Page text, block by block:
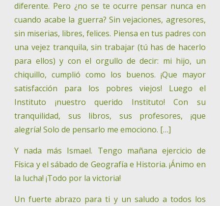
diferente. Pero ¿no se te ocurre pensar nunca en
cuando acabe la guerra? Sin vejaciones, agresores,
sin miserias, libres, felices. Piensa en tus padres con
una vejez tranquila, sin trabajar (tú has de hacerlo
para ellos) y con el orgullo de decir: mi hijo, un
chiquillo, cumplió como los buenos. ¡Que mayor
satisfacción para los pobres viejos! Luego el
Instituto ¡nuestro querido Instituto! Con su
tranquilidad, sus libros, sus profesores, ¡que
alegría! Solo de pensarlo me emociono. […]
Y nada más Ismael. Tengo mañana ejercicio de
Física y el sábado de Geografía e Historia. ¡Ánimo en
la lucha! ¡Todo por la victoria!
Un fuerte abrazo para ti y un saludo a todos los